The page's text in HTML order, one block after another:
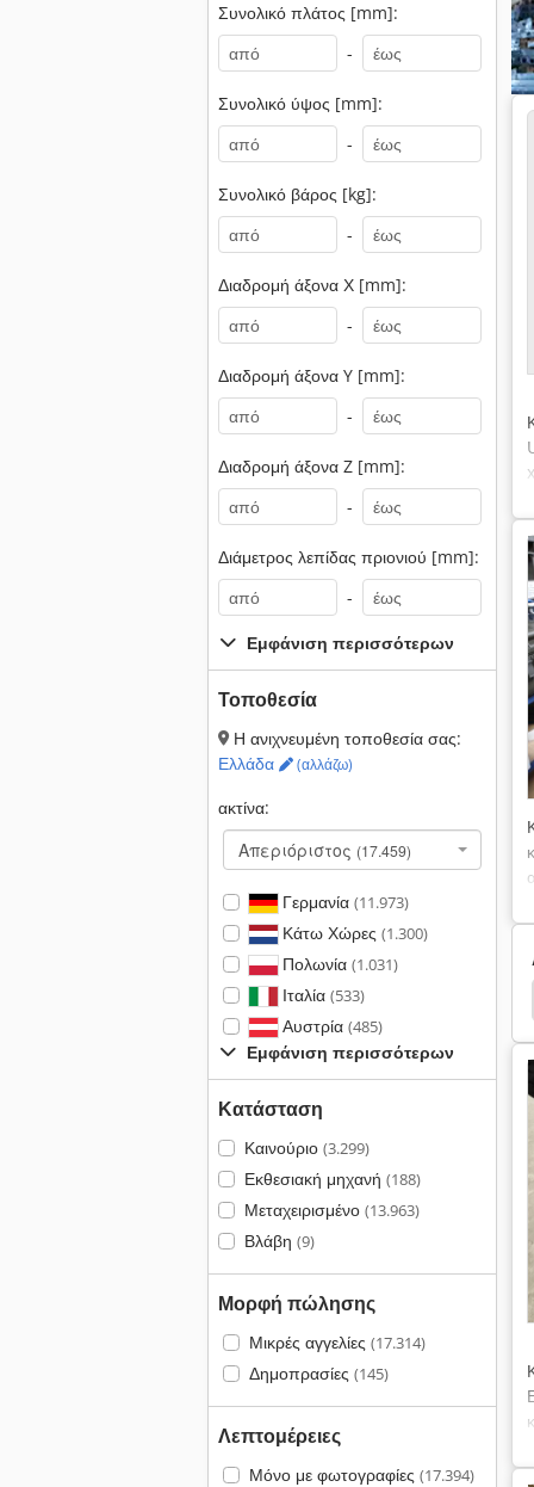
Συνολικό πλάτος [mm]:
-
Συνολικό ύψος [mm]:
-
Συνολικό βάρος [kg]:
-
Διαδρομή άξονα Χ [mm]:
-
Διαδρομή άξονα Y [mm]:
-
Διαδρομή άξονα Z [mm]:
-
Διάμετρος λεπίδας πριονιού [mm]:
-
Εμφάνιση περισσότερων
Τοποθεσία
Η ανιχνευμένη τοποθεσία σας:
Ελλάδα
(αλλάζω)
ακτίνα:
Απεριόριστος (17.459)
Γερμανία (11.973)
Κάτω Χώρες (1.300)
Πολωνία (1.031)
Ιταλία (533)
Αυστρία (485)
Εμφάνιση περισσότερων
Κατάσταση
Καινούριο (3.299)
Εκθεσιακή μηχανή (188)
Μεταχειρισμένο (13.963)
Βλάβη (9)
Μορφή πώλησης
Μικρές αγγελίες (17.314)
Δημοπρασίες (145)
Λεπτομέρειες
Μόνο με φωτογραφίες (17.394)
Πλαστικό